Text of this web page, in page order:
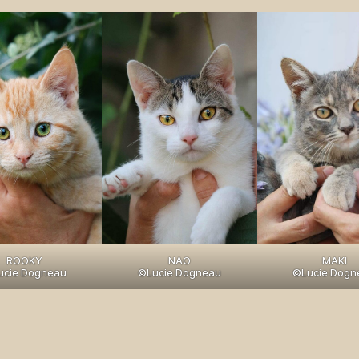
ROOKY
Dogneau
NAO
©Lucie Dogneau
MAKI
©Lucie